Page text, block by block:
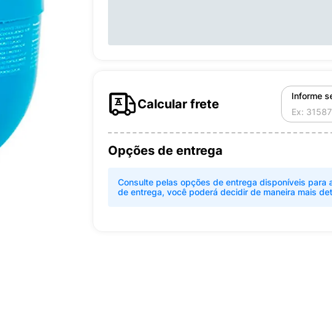
Calcular frete
Informe
Opções de entrega
Consulte pelas opções de entrega disponíveis para
de entrega, você poderá decidir de maneira mais